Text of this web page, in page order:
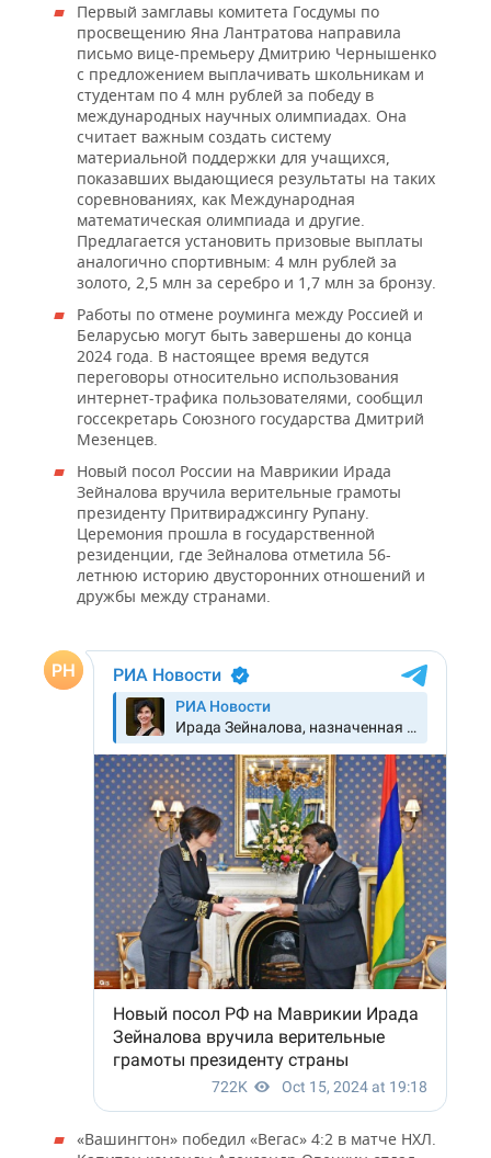
Первый замглавы комитета Госдумы по
просвещению Яна Лантратова направила
письмо вице-премьеру Дмитрию Чернышенко
с предложением выплачивать школьникам и
студентам по 4 млн рублей за победу в
международных научных олимпиадах. Она
считает важным создать систему
материальной поддержки для учащихся,
показавших выдающиеся результаты на таких
соревнованиях, как Международная
математическая олимпиада и другие.
Предлагается установить призовые выплаты
аналогично спортивным: 4 млн рублей за
золото, 2,5 млн за серебро и 1,7 млн за бронзу.
Работы по отмене роуминга между Россией и
Беларусью могут быть завершены до конца
2024 года. В настоящее время ведутся
переговоры относительно использования
интернет-трафика пользователями, сообщил
госсекретарь Союзного государства Дмитрий
Мезенцев.
Новый посол России на Маврикии Ирада
Зейналова вручила верительные грамоты
президенту Притвираджсингу Рупану.
Церемония прошла в государственной
резиденции, где Зейналова отметила 56-
летнюю историю двусторонних отношений и
дружбы между странами.
«Вашингтон» победил «Вегас» 4:2 в матче НХЛ.